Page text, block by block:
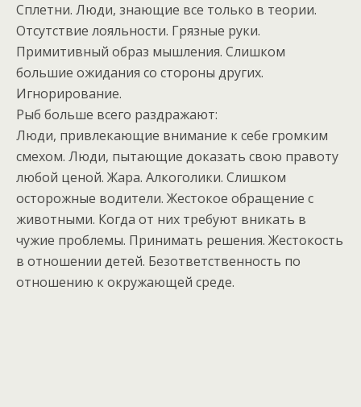
Сплетни. Люди, знающие все только в теории.
Отсутствие лояльности. Грязные руки.
Примитивный образ мышления. Слишком
большие ожидания со стороны других.
Игнорирование.
Рыб больше всего раздражают:
Люди, привлекающие внимание к себе громким
смехом. Люди, пытающие доказать свою правоту
любой ценой. Жара. Алкоголики. Слишком
осторожные водители. Жестокое обращение с
животными. Когда от них требуют вникать в
чужие проблемы. Принимать решения. Жестокость
в отношении детей. Безответственность по
отношению к окружающей среде.